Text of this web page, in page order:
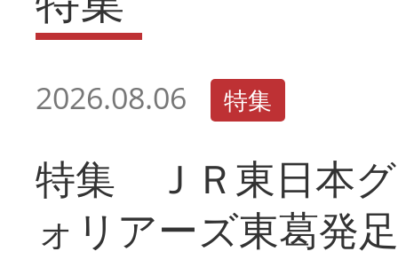
2026.08.06 特集
特集 ＪＲ東日本
ォリアーズ東葛発足